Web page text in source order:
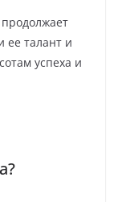
ее талант и
успеха и